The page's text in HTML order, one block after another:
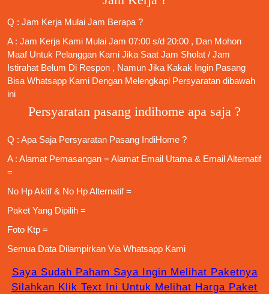
Q : Jam Kerja Mulai Jam Berapa ?
A : Jam Kerja Kami Mulai Jam 07:00 s/d 20:00 , Dan Mohon
Maaf Untuk Pelanggan Kami Jika Saat Jam Sholat / Jam
Istirahat Belum Di Respon , Namun Jika Kakak Ingin Pasang
Bisa Whatsapp Kami Dengan Melengkapi Persyaratan dibawah
ini
Persyaratan pasang indihome apa saja ?
Q : Apa Saja Persyaratan Pasang IndiHome ?
A : Alamat Pemasangan = Alamat Email Utama & Email Alternatif
=
No Hp Aktif & No Hp Alternatif =
Paket Yang Dipilih =
Foto Ktp =
Semua Data Dilampirkan Via Whatsapp Kami
Saya Sudah Paham Saya Ingin Melihat Paketnya
Silahkan Klik Text Ini Untuk Melihat Harga Paket